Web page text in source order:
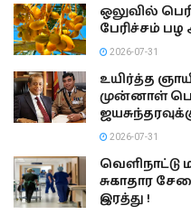
ஒலுவில்
பேரிச்சம்
2026-07-31
உயிர்த்த
முன்னாள்
2026-07-31
வெளிநாட்டு
சுகாதார
இரத்து !